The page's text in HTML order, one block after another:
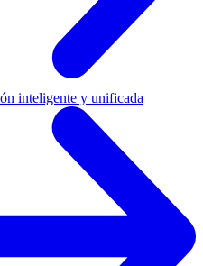
inteligente y unificada